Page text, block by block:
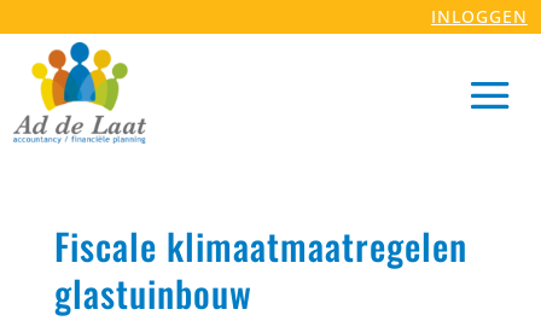
INLOGGEN
Fiscale klimaatmaatregelen
glastuinbouw